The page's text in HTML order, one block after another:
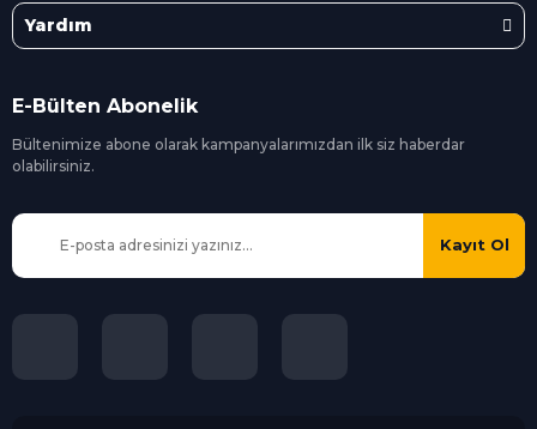
Yardım
E-Bülten Abonelik
Bültenimize abone olarak kampanyalarımızdan ilk siz haberdar
olabilirsiniz.
Kayıt Ol